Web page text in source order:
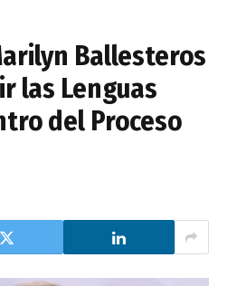
Ballesteros
las Lenguas
del Proceso